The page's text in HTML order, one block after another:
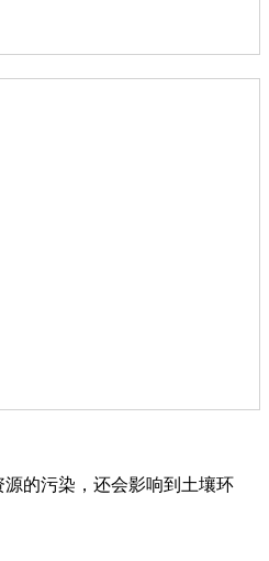
的污染，还会影响到土壤环